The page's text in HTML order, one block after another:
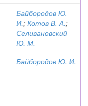
Байбородов Ю.
И.; Котов В. А.;
Селивановский
Ю. М.
Байбородов Ю. И.